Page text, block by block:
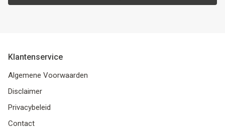
Klantenservice
Algemene Voorwaarden
Disclaimer
Privacybeleid
Contact